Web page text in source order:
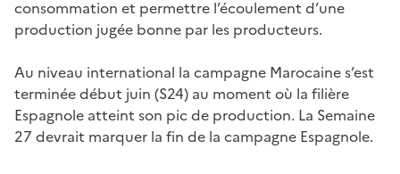
consommation et permettre l’écoulement d’une
production jugée bonne par les producteurs.
Au niveau international la campagne Marocaine s’est
terminée début juin (S24) au moment où la filière
Espagnole atteint son pic de production. La Semaine
27 devrait marquer la fin de la campagne Espagnole.